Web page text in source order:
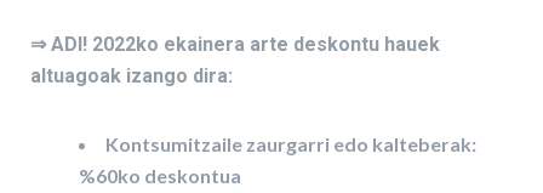
⇒ ADI! 2022ko ekainera arte deskontu hauek
altuagoak izango dira:
Kontsumitzaile zaurgarri edo kalteberak:
%60ko deskontua